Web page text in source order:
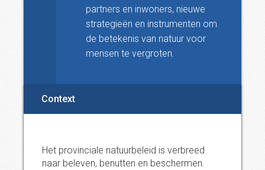
partners en inwoners, nieuwe
strategieën en instrumenten om
de betekenis van natuur voor
mensen te vergroten.
Context
Het provinciale natuurbeleid is verbreed
naar beleven, benutten en beschermen.